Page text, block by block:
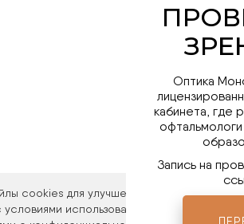
cookies для улучшения работы сайта.
использования файлов cookies.
Оптика
кабинета, где
Запись на